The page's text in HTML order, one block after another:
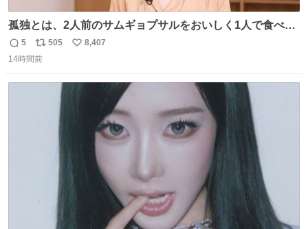
孤独とは、2人前のサムギョプサルをおいしく1人で食べる
ことである←好きすぎる
返
信
5
リ
ポ
505
い
数
8,407
14時間前